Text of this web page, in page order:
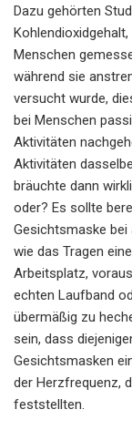
Dazu gehörten
Menschen
während sie
versucht wurde,
bei Menschen
Aktivitäten
Aktivitäten
bräuchte dann
oder? Es sollte
Gesichtsmaske
wie das Tragen
Arbeitsplatz,
echten Laufband
übermäßig zu
sein, dass
Gesichtsmasken
der Herzfrequenz,
feststellten.